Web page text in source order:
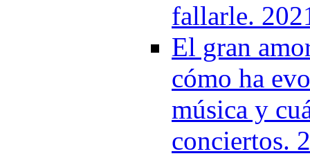
fallarle.
El gran
cómo ha
música y
conciertos.